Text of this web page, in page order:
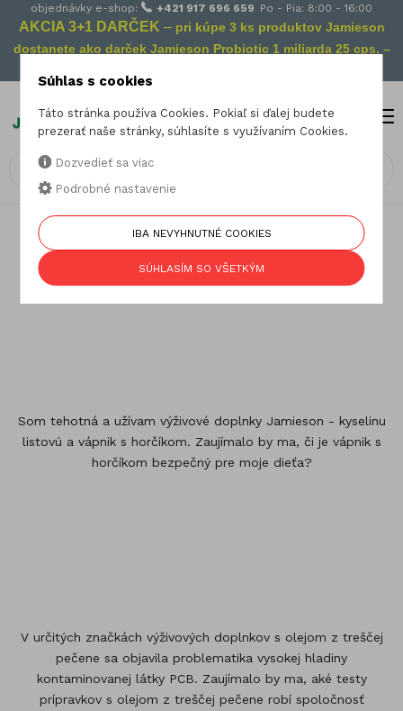
objednávky e-shop: +421 917 696 659 Po - Pia: 8:00 - 16:00
AKCIA 3+1 DARČEK – pri kúpe 3 ks produktov Jamieson
dostanete ako darček Jamieson Probiotic 1 miliarda 25 cps. –
0
Otázky a odpovede
Som tehotná a užívam výživové doplnky Jamieson - kyselinu
listovú a vápnik s horčíkom. Zaujímalo by ma, či je vápnik s
horčíkom bezpečný pre moje dieťa?
V určitých značkách výživových doplnkov s olejom z treščej
pečene sa objavila problematika vysokej hladiny
kontaminovanej látky PCB. Zaujímalo by ma, aké testy
prípravkov s olejom z treščej pečene robí spoločnosť
Súhlas s cookies
Táto stránka používa Cookies. Pokiaľ si ďalej budete
prezerať naše stránky, súhlasíte s využívaním Cookies.
Dozvedieť sa viac
Podrobné nastavenie
IBA NEVYHNUTNÉ COOKIES
SÚHLASÍM SO VŠETKÝM